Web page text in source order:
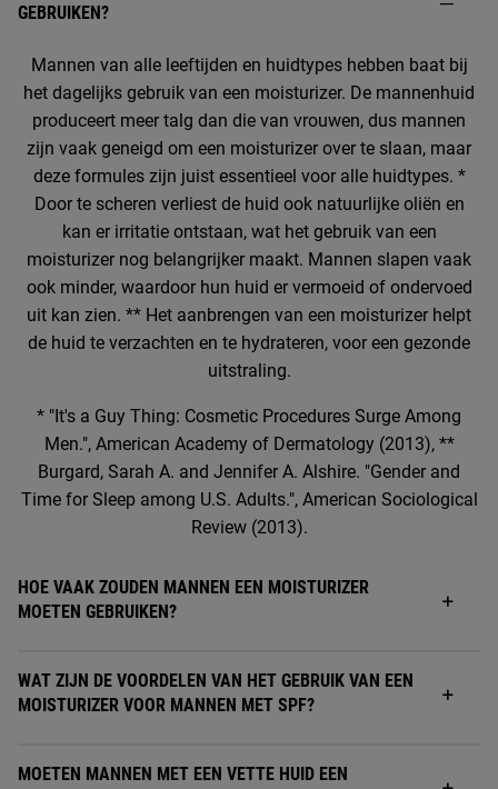
GEBRUIKEN?
Mannen van alle leeftijden en huidtypes hebben baat bij
het dagelijks gebruik van een moisturizer. De mannenhuid
produceert meer talg dan die van vrouwen, dus mannen
zijn vaak geneigd om een moisturizer over te slaan, maar
deze formules zijn juist essentieel voor alle huidtypes. *
Door te scheren verliest de huid ook natuurlijke oliën en
kan er irritatie ontstaan, wat het gebruik van een
moisturizer nog belangrijker maakt. Mannen slapen vaak
ook minder, waardoor hun huid er vermoeid of ondervoed
uit kan zien. ** Het aanbrengen van een moisturizer helpt
de huid te verzachten en te hydrateren, voor een gezonde
uitstraling.
* "It's a Guy Thing: Cosmetic Procedures Surge Among
Men.", American Academy of Dermatology (2013), **
Burgard, Sarah A. and Jennifer A. Alshire. "Gender and
Time for Sleep among U.S. Adults.", American Sociological
Review (2013).
HOE VAAK ZOUDEN MANNEN EEN MOISTURIZER
MOETEN GEBRUIKEN?
WAT ZIJN DE VOORDELEN VAN HET GEBRUIK VAN EEN
MOISTURIZER VOOR MANNEN MET SPF?
MOETEN MANNEN MET EEN VETTE HUID EEN